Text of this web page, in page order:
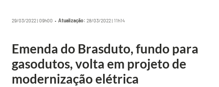
29/03/2022 | 09h00 • Atualização: 28/03/2022 | 11h14
Emenda do Brasduto, fundo para
gasodutos, volta em projeto de
modernização elétrica